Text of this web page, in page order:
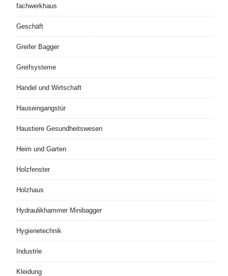
fachwerkhaus
Geschäft
Greifer Bagger
Greifsysteme
Handel und Wirtschaft
Hauseingangstür
Haustiere Gesundheitswesen
Heim und Garten
Holzfenster
Holzhaus
Hydraulikhammer Minibagger
Hygienetechnik
Industrie
Kleidung